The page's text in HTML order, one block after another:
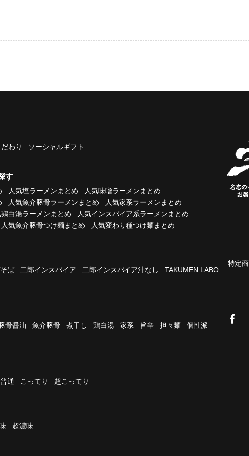
わり ソーシャルギフト
す
人気塩ラーメンまとめ
人気味噌ラーメンまとめ
人気魚介豚骨ラーメンまとめ
人気家系ラーメンまとめ
鶏白湯ラーメンまとめ
人気インスパイア系ラーメンまとめ
人気魚介豚骨つけ麺まとめ 人気変わり種つけ麺まとめ
ば 二郎インスパイア 二郎インスパイア汁なし
TAKUMEN LABO
豚骨醤油 魚介豚骨 煮干し 鶏白湯 家系 旨辛 担々麺
個性派
普通 こってり 超こってり
超濃味
特定